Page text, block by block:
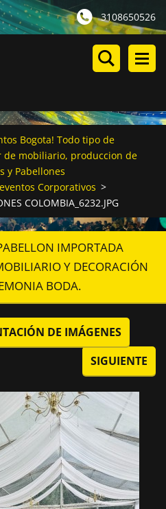
3108650526
Bogota! Todo tipo de
de mobiliario, produccion de
y Pabellones
Corporativos >
COLOMBIA_6232.JPG
IMPORTADA
Y DECORACIÓN
BODA.
DE IMÁGENES
SIGUIENTE